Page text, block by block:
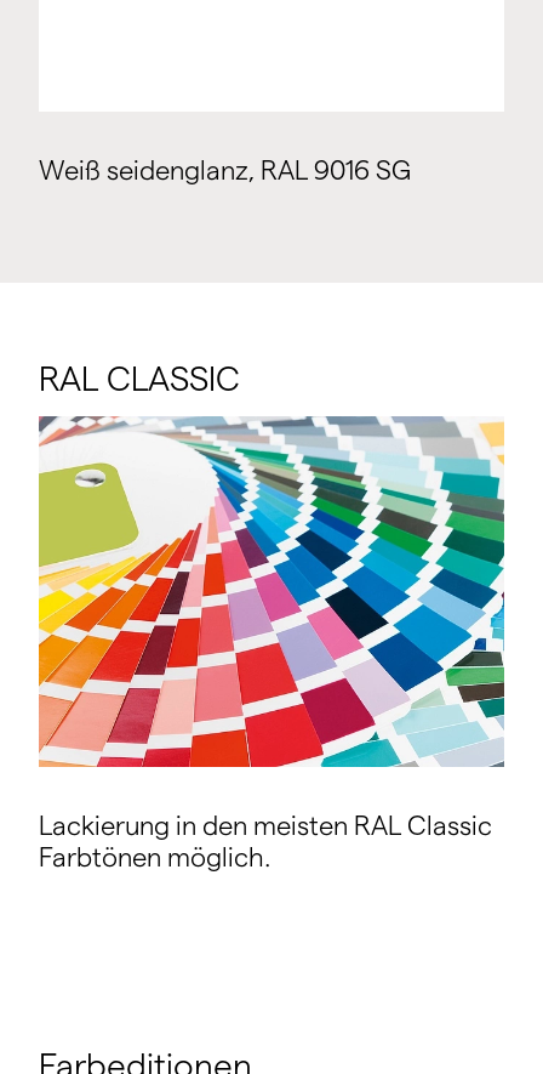
Weiß seidenglanz, RAL 9016 SG
RAL CLASSIC
Lackierung in den meisten RAL Classic
Farbtönen möglich.
Farbeditionen